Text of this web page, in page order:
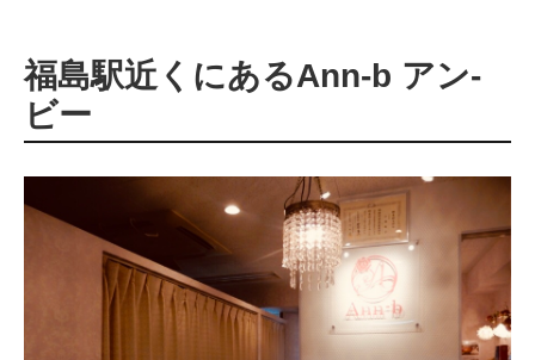
福島駅近くにあるAnn-b アン-
ビー